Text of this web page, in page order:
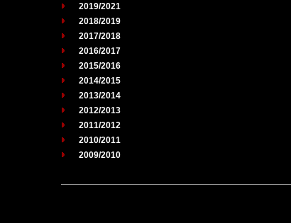
2019/2021
2018/2019
2017/2018
2016/2017
2015/2016
2014/2015
2013/2014
2012/2013
2011/2012
2010/2011
2009/2010